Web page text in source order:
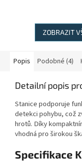
ZOBRAZIT
Popis Podobné (4)
Detailní popis
Stanice podporuje
detekci pohybu, což
hrotů. Díky
vhodná pro širokou
Specifikace